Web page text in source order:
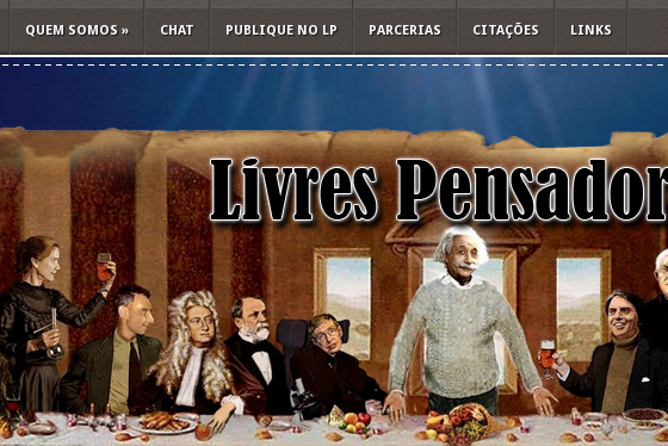
QUEM SOMOS » CHAT PUBLIQUE NO LP PARCERIAS CITAÇÕES LINKS